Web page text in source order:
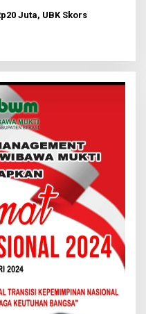
Juta, UBK Skors